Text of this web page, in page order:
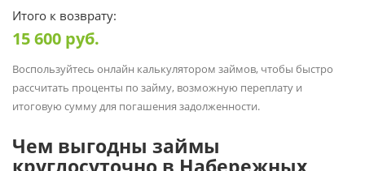
Итого к возврату:
15 600 руб.
Воспользуйтесь онлайн калькулятором займов, чтобы быстро
рассчитать проценты по займу, возможную переплату и
итоговую сумму для погашения задолженности.
Чем выгодны займы